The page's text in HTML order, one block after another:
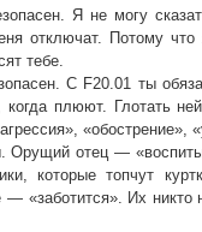
Я не могу
отключат. Потому
тебе.
С F20.01 ты
когда плюют. Глотать
«обострение»,
отец —
которые топчут
— «заботится». Их